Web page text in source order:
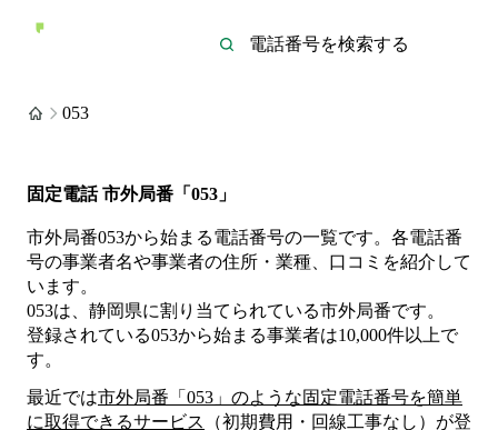
053
固定電話 市外局番「053」
市外局番053から始まる電話番号の一覧です。各電話番
号の事業者名や事業者の住所・業種、口コミを紹介して
います。
053は、静岡県に割り当てられている市外局番です。
登録されている053から始まる事業者は10,000件以上で
す。
最近では市外局番「 053 」のような固定電話番号を簡単
に取得できるサービス
（初期費用・回線工事なし）が登